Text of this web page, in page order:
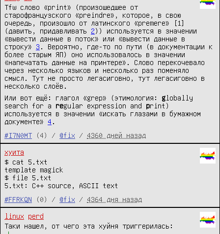
Tfw слово «print» (произошедшее от
старофранцузского «preindre», которое, в свою
очередь, произошло от латинского «premere» [1]
(давить, придавливать 2)) используется в значении
«вывести данные в поток» или «вывести данные в
строку» 3 . Вероятно, где-то по пути (в документации к
более старым ЯП) оно использовалось в значении
«напечатать данные на принтере». Слово перекочевало
через несколько языков и несколько раз поменяло
смысл. Тут не просто легасиговно, тут легасиговно в
несколько слоёв.
Или вот ещё: глагол «grep» (этимология: globally
search for a regular expression and print)
используется в значении «искать глазами в бумажном
документе» 4
#I7N0MT
(4) / @fix / 4360 дней назад
хуита
$ cat 5.txt
template magick
$ file 5.txt
5.txt: C++ source, ASCII text
#FFRKQN
(0) / @fix / 4364 дня назад
linux
perd
Таки нашел, от чего эта хуйня триггерилась: